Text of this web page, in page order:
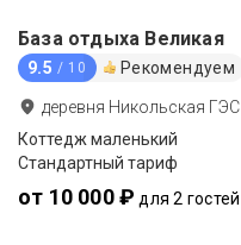
База отдыха Великая
9.5 / 10 Рекомендуем
деревня Никольская ГЭС
Коттедж маленький
Стандартный тариф
от 10 000 ₽ для 2 гостей